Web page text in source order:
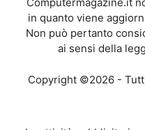
in quanto viene
Non può pertanto
ai sensi della
Copyright ©2026 -